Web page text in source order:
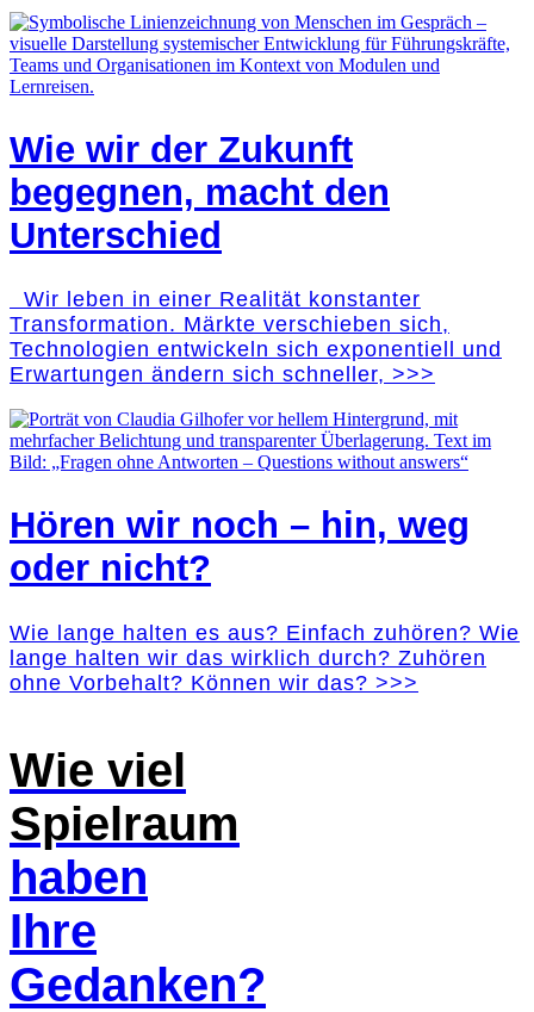
Wie wir der Zukunft
begegnen, macht den
Unterschied
Wir leben in einer Realität konstanter
Transformation. Märkte verschieben sich,
Technologien entwickeln sich exponentiell und
Erwartungen ändern sich schneller, >>>
Hören wir noch – hin, weg
oder nicht?
Wie lange halten es aus? Einfach zuhören? Wie
lange halten wir das wirklich durch? Zuhören
ohne Vorbehalt? Können wir das? >>>
Wie viel
Spielraum
haben
Ihre
Gedanken?